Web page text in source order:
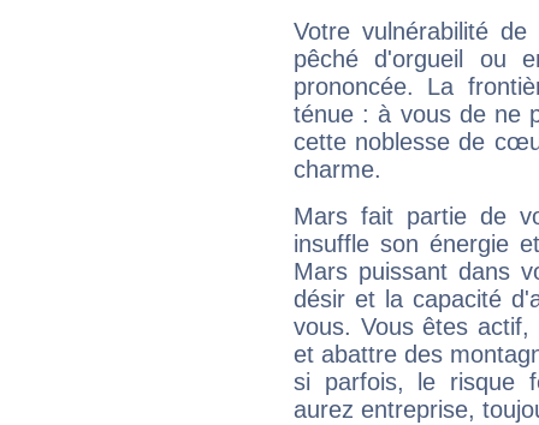
Votre vulnérabilité
pêché d'orgueil ou
prononcée. La
ténue : à vous de ne
cette noblesse de
charme.
Mars fait partie de
insuffle son énergie
Mars puissant dans
désir et la capacité
vous. Vous êtes
et abattre des
si parfois, le risque
aurez entreprise,